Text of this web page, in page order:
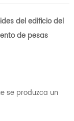
del edificio del
de pesas
se produzca un